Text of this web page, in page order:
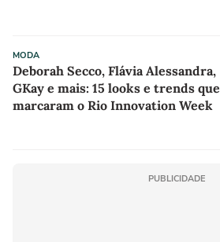
MODA
Deborah Secco, Flávia Alessandra,
GKay e mais: 15 looks e trends que
marcaram o Rio Innovation Week
PUBLICIDADE